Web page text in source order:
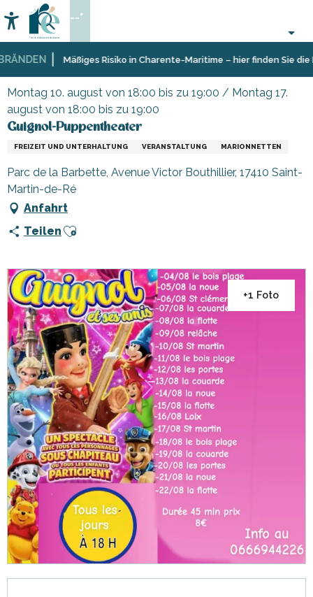
au
contenu
principal
Mäßiges Risiko in Charente-Maritime – hier finden Sie die
Accessibilité
Suche
--°
Startseite
Organisieren
Aktivitäten
Freizeit
Veranstaltungen,
Guignol-Puppentheater
Montag 10. august von 18:00 bis zu 19:00 / Montag 17.
august von 18:00 bis zu 19:00
Guignol-Puppentheater
FREIZEIT UND UNTERHALTUNG VERANSTALTUNG MARIONNETTEN
Parc de la Barbette, Avenue Victor Bouthillier, 17410 Saint-
Martin-de-Ré
Anfahrt
Teilen Ajouter aux favoris
+1 Foto